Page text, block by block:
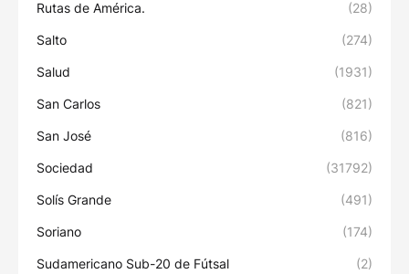
Rutas de América. (28)
Salto (274)
Salud (1931)
San Carlos (821)
San José (816)
Sociedad (31792)
Solís Grande (491)
Soriano (174)
Sudamericano Sub-20 de Fútsal (2)